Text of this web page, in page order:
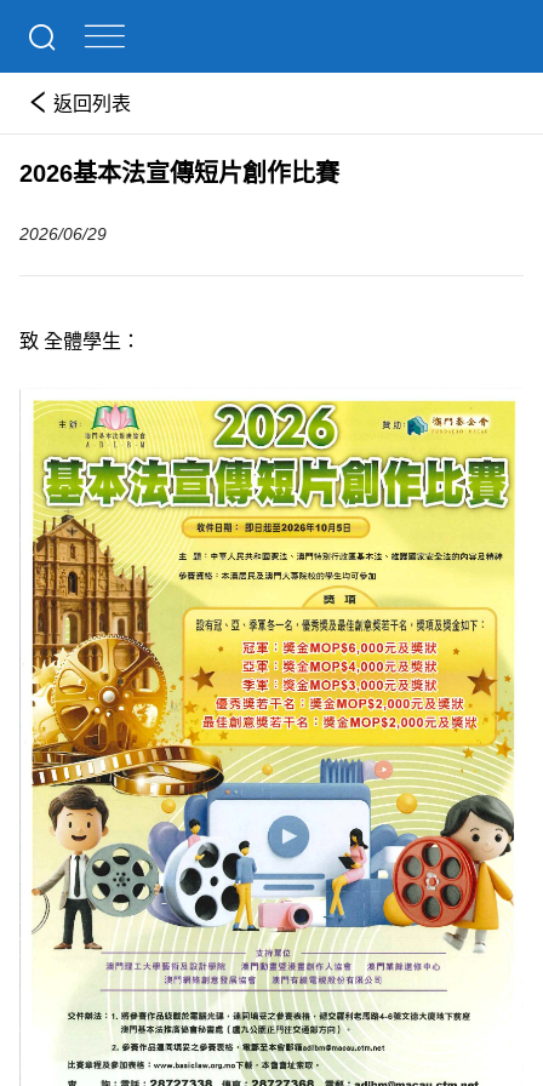
返回列表
2026基本法宣傳短片創作比賽
2026/06/29
致 全體學生：